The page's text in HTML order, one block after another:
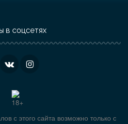
в соцсетях
с этого сайта возможно только с